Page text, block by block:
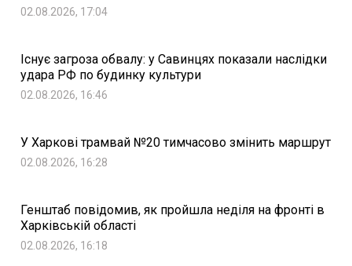
02.08.2026, 17:04
Існує загроза обвалу: у Савинцях показали наслідки
удара РФ по будинку культури
02.08.2026, 16:46
У Харкові трамвай №20 тимчасово змінить маршрут
02.08.2026, 16:28
Генштаб повідомив, як пройшла неділя на фронті в
Харківській області
02.08.2026, 16:18